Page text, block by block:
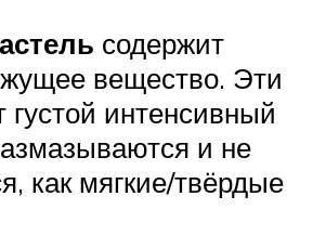
содержит
вещество. Эти
интенсивный
и не
как мягкие/твёрдые